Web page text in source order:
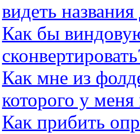
видеть
Как бы
Как мне из
которого у меня
Как прибить